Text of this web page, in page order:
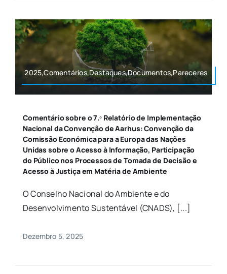
2025,Comentários,Destaques,Documentos,Pareceres
Comentário sobre o 7.º Relatório de Implementação
Nacional da Convenção de Aarhus: Convenção da
Comissão Económica para a Europa das Nações
Unidas sobre o Acesso à Informação, Participação
do Público nos Processos de Tomada de Decisão e
Acesso à Justiça em Matéria de Ambiente
O Conselho Nacional do Ambiente e do
Desenvolvimento Sustentável (CNADS), [...]
Dezembro 5, 2025